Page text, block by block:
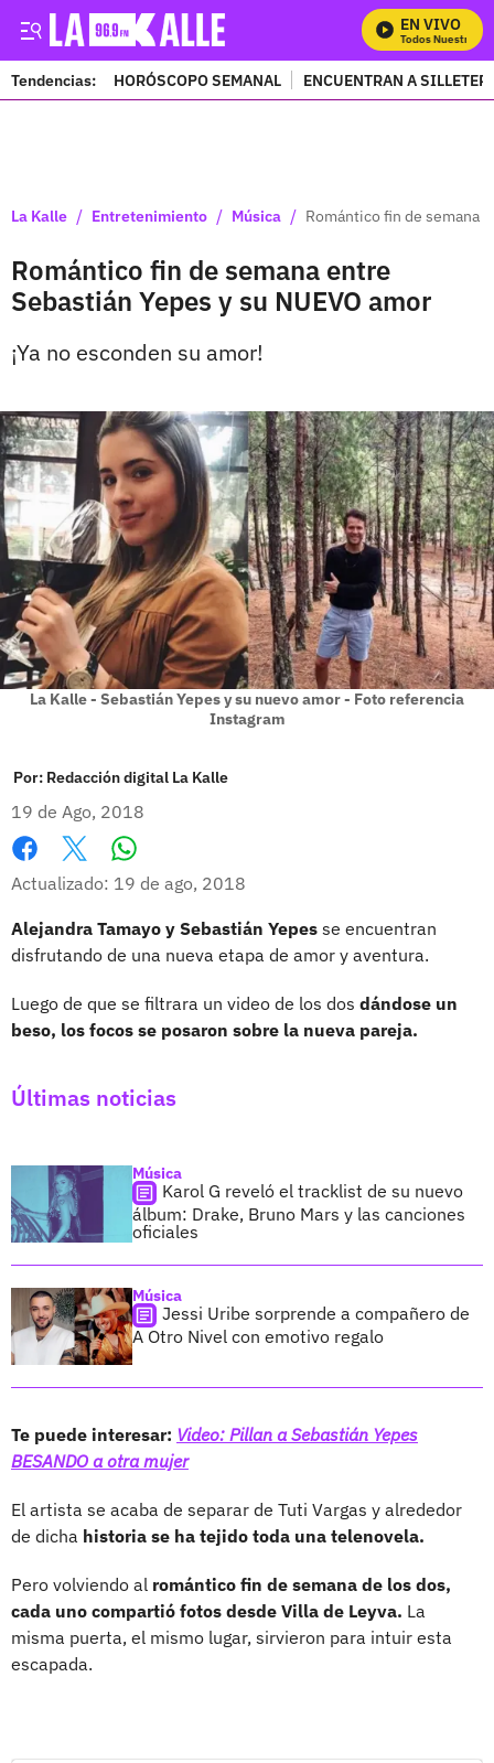
EN VIVO
Mira Todos Nuestros
Tendencias: HORÓSCOPO SEMANAL ENCUENTRAN A
La Kalle / Entretenimiento / Música / Romántico fin de semana
Romántico fin de semana entre
Sebastián Yepes y su NUEVO amor
¡Ya no esconden su amor!
La Kalle - Sebastián Yepes y su nuevo amor - Foto referencia
Instagram
Por: Redacción digital La Kalle
19 de Ago, 2018
Facebook
X
Actualizado: 19 de ago, 2018
Alejandra Tamayo y Sebastián Yepes se encuentran
disfrutando de una nueva etapa de amor y aventura.
Luego de que se filtrara un video de los dos dándose un
beso, los focos se posaron sobre la nueva pareja.
Últimas noticias
Música
Karol G reveló el tracklist de su nuevo
álbum: Drake, Bruno Mars y las canciones
oficiales
Música
Jessi Uribe sorprende a compañero de
A Otro Nivel con emotivo regalo
Te puede interesar: Video: Pillan a Sebastián Yepes
BESANDO a otra mujer
El artista se acaba de separar de Tuti Vargas y alrededor
de dicha historia se ha tejido toda una telenovela.
Pero volviendo al romántico fin de semana de los dos,
cada uno compartió fotos desde Villa de Leyva. La
misma puerta, el mismo lugar, sirvieron para intuir esta
escapada.